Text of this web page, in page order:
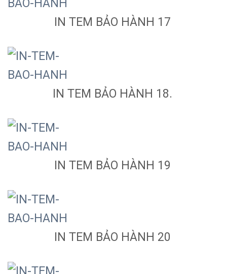
IN TEM BẢO HÀNH 17
IN TEM BẢO HÀNH 18.
IN TEM BẢO HÀNH 19
IN TEM BẢO HÀNH 20